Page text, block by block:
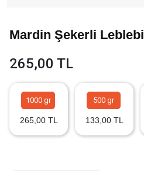
Mardin Şekerli Leblebi
265,00 TL
1000 gr
265,00 TL
500 gr
133,00 TL